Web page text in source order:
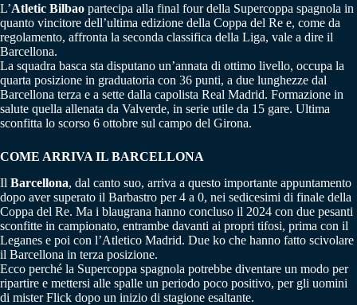
L’Atletic Bilbao partecipa alla final four della Supercoppa spagnola in
quanto vincitore dell’ultima edizione della Coppa del Re e, come da
regolamento, affronta la seconda classifica della Liga, vale a dire il
Barcellona.
La squadra basca sta disputano un’annata di ottimo livello, occupa la
quarta posizione in graduatoria con 36 punti, a due lunghezze dal
Barcellona terza e a sette dalla capolista Real Madrid. Formazione in
salute quella allenata da Valverde, in serie utile da 15 gare. Ultima
sconfitta lo scorso 6 ottobre sul campo del Girona.
COME ARRIVA IL BARCELLONA
Il Barcellona, dal canto suo, arriva a questo importante appuntamento
dopo aver superato il Barbastro per 4 a 0, nei sedicesimi di finale della
Coppa del Re. Ma i blaugrana hanno concluso il 2024 con due pesanti
sconfitte in campionato, entrambe davanti ai propri tifosi, prima con il
Leganes e poi con l’Atletico Madrid. Due ko che hanno fatto scivolare
il Barcellona in terza posizione.
Ecco perché la Supercoppa spagnola potrebbe diventare un modo per
ripartire e mettersi alle spalle un periodo poco positivo, per gli uomini
di mister Flick dopo un inizio di stagione esaltante.